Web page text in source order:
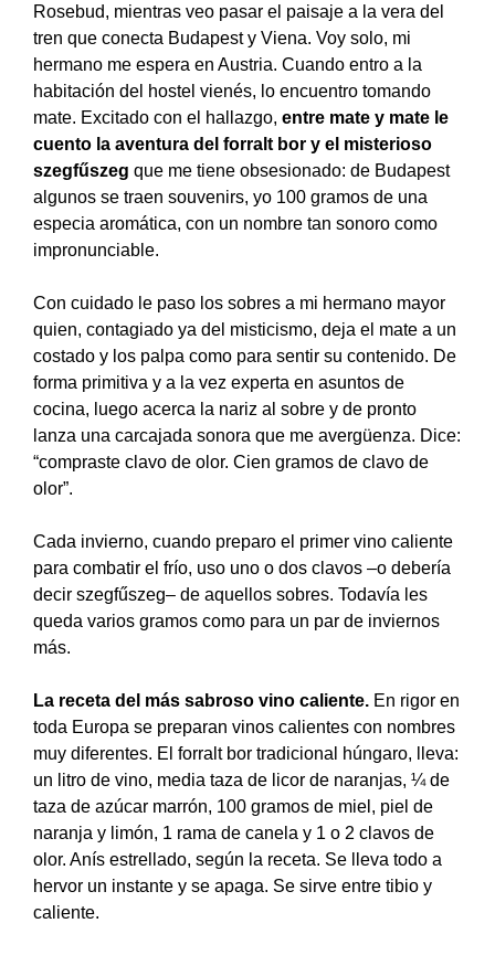
Rosebud, mientras veo pasar el paisaje a la vera del
tren que conecta Budapest y Viena. Voy solo, mi
hermano me espera en Austria. Cuando entro a la
habitación del hostel vienés, lo encuentro tomando
mate. Excitado con el hallazgo, entre mate y mate le
cuento la aventura del forralt bor y el misterioso
szegfűszeg que me tiene obsesionado: de Budapest
algunos se traen souvenirs, yo 100 gramos de una
especia aromática, con un nombre tan sonoro como
impronunciable.
Con cuidado le paso los sobres a mi hermano mayor
quien, contagiado ya del misticismo, deja el mate a un
costado y los palpa como para sentir su contenido. De
forma primitiva y a la vez experta en asuntos de
cocina, luego acerca la nariz al sobre y de pronto
lanza una carcajada sonora que me avergüenza. Dice:
“compraste clavo de olor. Cien gramos de clavo de
olor”.
Cada invierno, cuando preparo el primer vino caliente
para combatir el frío, uso uno o dos clavos –o debería
decir szegfűszeg– de aquellos sobres. Todavía les
queda varios gramos como para un par de inviernos
más.
La receta del más sabroso vino caliente. En rigor en
toda Europa se preparan vinos calientes con nombres
muy diferentes. El forralt bor tradicional húngaro, lleva:
un litro de vino, media taza de licor de naranjas, ¼ de
taza de azúcar marrón, 100 gramos de miel, piel de
naranja y limón, 1 rama de canela y 1 o 2 clavos de
olor. Anís estrellado, según la receta. Se lleva todo a
hervor un instante y se apaga. Se sirve entre tibio y
caliente.